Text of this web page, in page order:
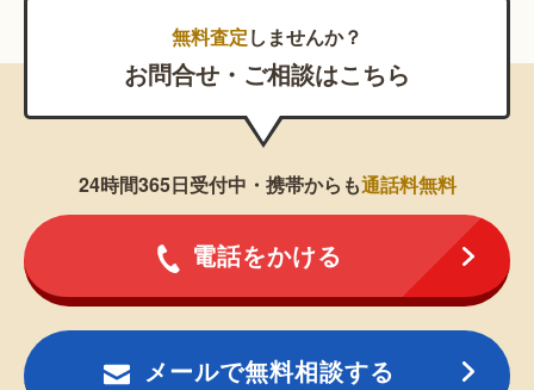
無料査定しませんか？
お問合せ・ご相談はこちら
24時間365日受付中・携帯からも通話料無料
電話をかける
メールで無料相談する